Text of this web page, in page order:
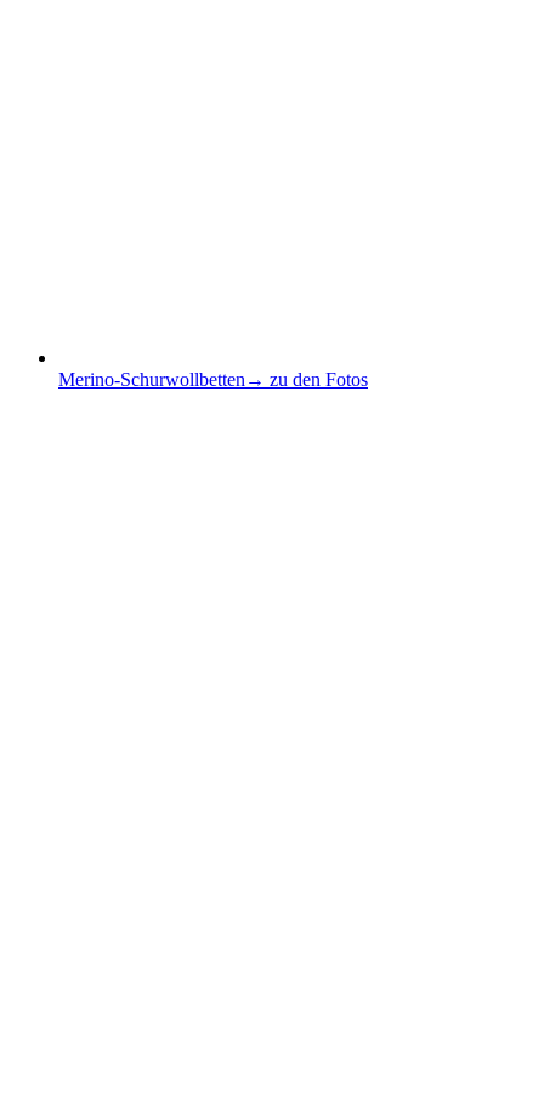
Merino-Schurwollbetten → zu den Fotos